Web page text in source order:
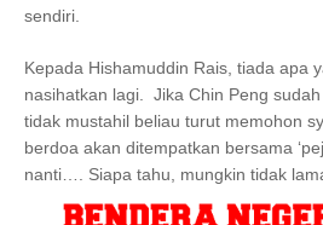
sendiri.
Kepada Hishamuddin Rais, tiada apa
nasihatkan lagi. Jika Chin Peng sudah
tidak mustahil beliau turut memohon
berdoa akan ditempatkan bersama
nanti…. Siapa tahu, mungkin tidak